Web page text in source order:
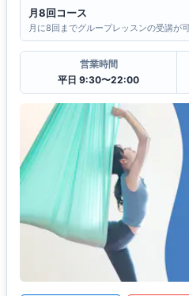
月8回コース
月に8回までグループレッスンの受講が可
営業時間
平日 9:30〜22:00